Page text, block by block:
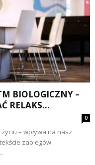
BIOLOGICZNY –
RELAKS...
0
– wpływa na nasz
zabiegów